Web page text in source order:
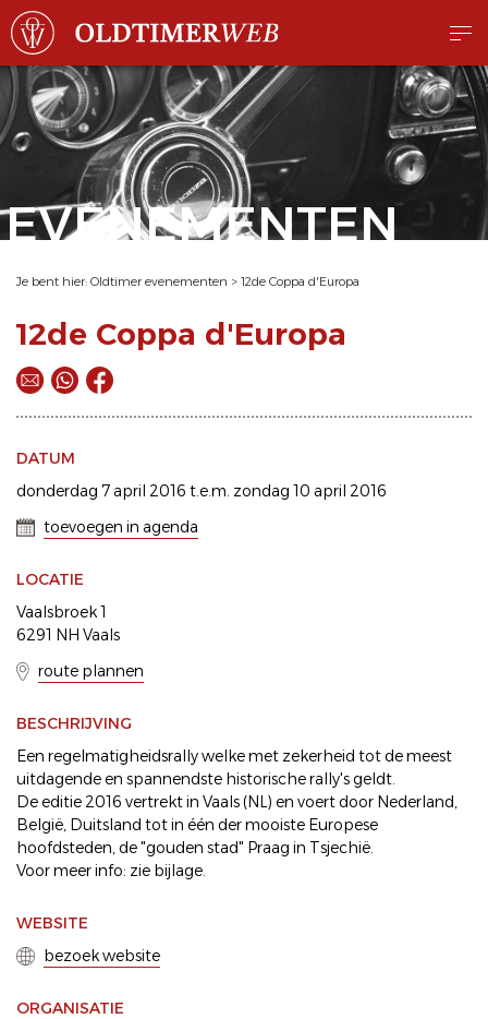
EVENEMENTEN
Je bent hier: Oldtimer evenementen > 12de Coppa d'Europa
12de Coppa d'Europa
DATUM
donderdag 7 april 2016 t.e.m. zondag 10 april 2016
toevoegen in agenda
LOCATIE
Vaalsbroek 1
6291 NH Vaals
route plannen
BESCHRIJVING
Een regelmatigheidsrally welke met zekerheid tot de meest
uitdagende en spannendste historische rally's geldt.
De editie 2016 vertrekt in Vaals (NL) en voert door Nederland,
België, Duitsland tot in één der mooiste Europese
hoofdsteden, de "gouden stad" Praag in Tsjechië.
Voor meer info: zie bijlage.
WEBSITE
bezoek website
ORGANISATIE